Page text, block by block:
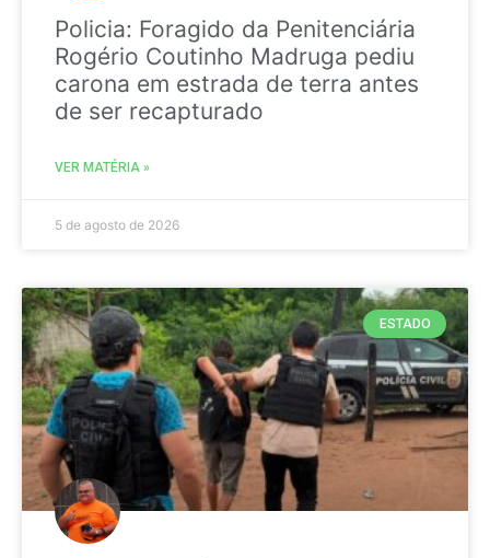
Policia: Foragido da Penitenciária
Rogério Coutinho Madruga pediu
carona em estrada de terra antes
de ser recapturado
VER MATÉRIA »
5 de agosto de 2026
ESTADO